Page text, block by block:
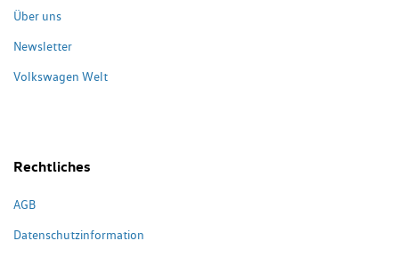
Über uns
Newsletter
Volkswagen Welt
Rechtliches
AGB
Datenschutzinformation